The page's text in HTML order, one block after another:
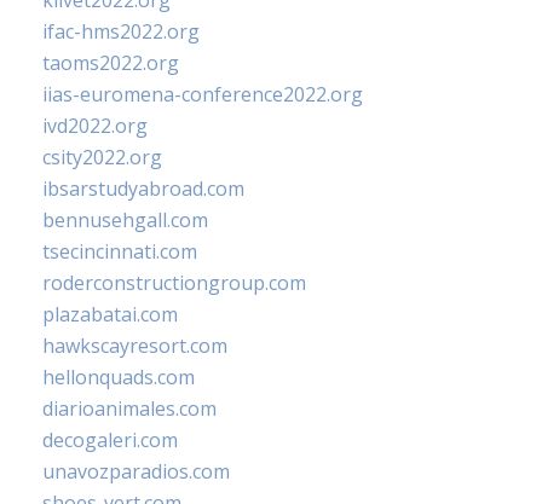
ifac-hms2022.org
taoms2022.org
iias-euromena-conference2022.org
ivd2022.org
csity2022.org
ibsarstudyabroad.com
bennusehgall.com
tsecincinnati.com
roderconstructiongroup.com
plazabatai.com
hawkscayresort.com
hellonquads.com
diarioanimales.com
decogaleri.com
unavozparadios.com